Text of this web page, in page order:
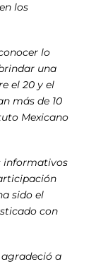
los
lo
una
el 20 y el
más de 10
Mexicano
informativos
sido el
con
agradeció a